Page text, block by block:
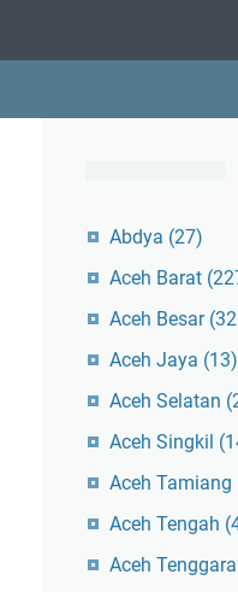
Abdya (27)
Aceh Barat
Aceh Besar
Aceh Jaya (13)
Aceh Selatan
Aceh Singkil
Aceh Tamiang
Aceh Tengah
Aceh Tenggara